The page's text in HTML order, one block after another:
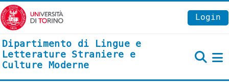
Vai al contenuto principale
Login
Dipartimento di Lingue e
Letterature Straniere e
Culture Moderne